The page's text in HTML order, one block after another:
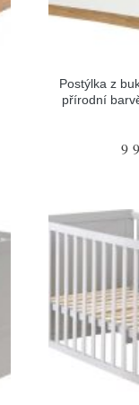
Postýlka z
přírodní
9